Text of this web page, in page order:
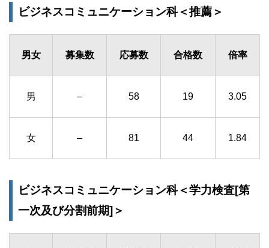
ビジネスコミュニケーション科＜推薦＞
男女 募集数 応募数 合格数 倍率
男 – 58 19 3.05
女 – 81 44 1.84
ビジネスコミュニケーション科＜学力検査[第
一次及び分割前期]＞